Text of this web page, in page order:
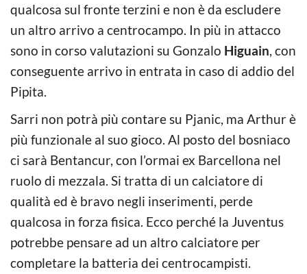
qualcosa sul fronte terzini e non è da escludere
un altro arrivo a centrocampo. In più in attacco
sono in corso valutazioni su Gonzalo Higuain, con
conseguente arrivo in entrata in caso di addio del
Pipita.
Sarri non potrà più contare su Pjanic, ma Arthur è
più funzionale al suo gioco. Al posto del bosniaco
ci sarà Bentancur, con l’ormai ex Barcellona nel
ruolo di mezzala. Si tratta di un calciatore di
qualità ed è bravo negli inserimenti, perde
qualcosa in forza fisica. Ecco perché la Juventus
potrebbe pensare ad un altro calciatore per
completare la batteria dei centrocampisti.